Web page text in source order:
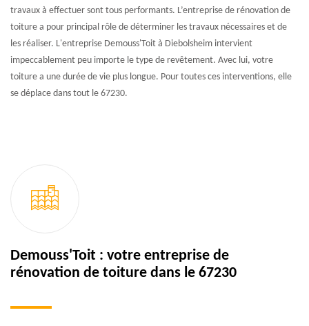
travaux à effectuer sont tous performants. L’entreprise de rénovation de
toiture a pour principal rôle de déterminer les travaux nécessaires et de
les réaliser. L'entreprise Demouss'Toit à Diebolsheim intervient
impeccablement peu importe le type de revêtement. Avec lui, votre
toiture a une durée de vie plus longue. Pour toutes ces interventions, elle
se déplace dans tout le 67230.
Demouss'Toit : votre entreprise de
rénovation de toiture dans le 67230